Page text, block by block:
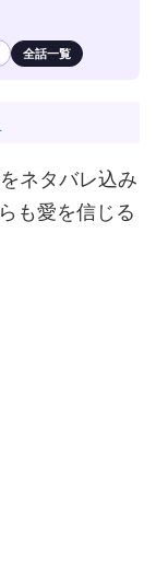
全話一覧
ネタバレ込み
も愛を信じる